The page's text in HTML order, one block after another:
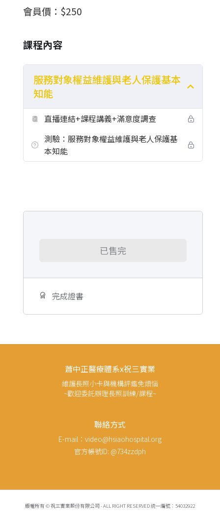
會員價： $250
課程內容
服務對象權益維護與老人保護基本
知能
直播連結+課程講義+滿意度調查
測驗：服務對象權益維護與老人保護基
本知能
已售完
完成證書
蕭中正醫療體系x祝三實業
維護長照小卡與機構評鑑免煩惱
~歡迎委託辦理長照訓練/課程~
聯絡方式
E-mail：video@hsiaohospital.org
官方帳號ID: @734zzdph
版權所有 © 祝三實業股份有限公司 - ALL RIGHT RESERVED 統一編號：54032922